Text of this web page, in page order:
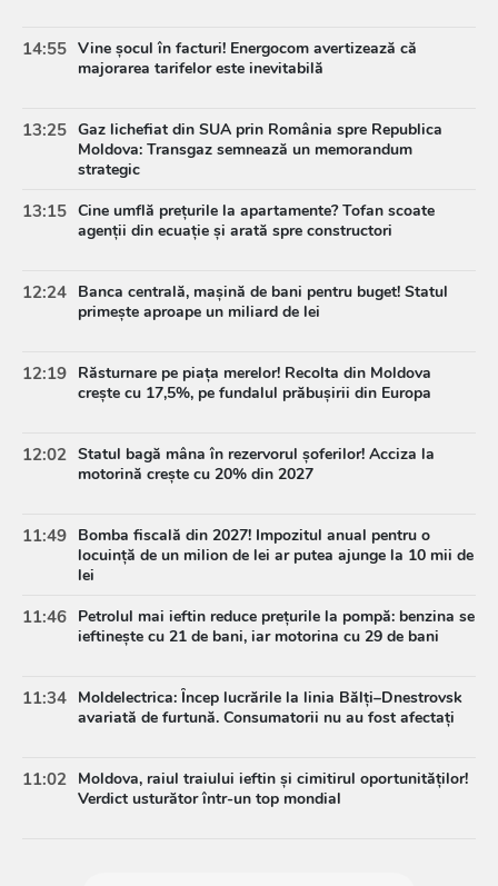
14:55 Vine șocul în facturi! Energocom avertizează că
majorarea tarifelor este inevitabilă
13:25 Gaz lichefiat din SUA prin România spre Republica
Moldova: Transgaz semnează un memorandum
strategic
13:15 Cine umflă prețurile la apartamente? Tofan scoate
agenții din ecuație și arată spre constructori
12:24 Banca centrală, mașină de bani pentru buget! Statul
primește aproape un miliard de lei
12:19 Răsturnare pe piața merelor! Recolta din Moldova
crește cu 17,5%, pe fundalul prăbușirii din Europa
12:02 Statul bagă mâna în rezervorul șoferilor! Acciza la
motorină crește cu 20% din 2027
11:49 Bomba fiscală din 2027! Impozitul anual pentru o
locuință de un milion de lei ar putea ajunge la 10 mii de
lei
11:46 Petrolul mai ieftin reduce prețurile la pompă: benzina se
ieftinește cu 21 de bani, iar motorina cu 29 de bani
11:34 Moldelectrica: Încep lucrările la linia Bălți–Dnestrovsk
avariată de furtună. Consumatorii nu au fost afectați
11:02 Moldova, raiul traiului ieftin și cimitirul oportunităților!
Verdict usturător într-un top mondial